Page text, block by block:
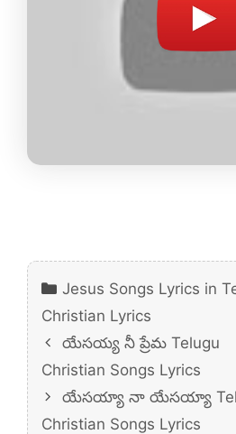
Categories
Jesus Songs Lyrics in
Christian Lyrics
యేసయ్య నీ ప్రేమ Telugu
Christian Songs Lyrics
యేసయ్యా నా యేసయ్యా
Christian Songs Lyrics